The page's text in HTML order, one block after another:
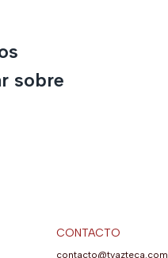
sobre
CONTACTO
contacto@tvazteca.com